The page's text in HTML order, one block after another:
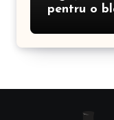
pentru o